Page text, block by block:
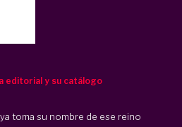
editorial y su catálogo
toma su nombre de ese reino